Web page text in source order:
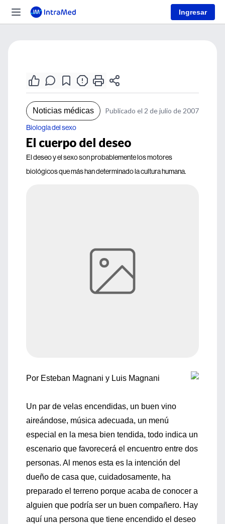
Ingresar
Noticias médicas Publicado el 2 de julio de 2007
Biología del sexo
El cuerpo del deseo
El deseo y el sexo son probablemente los motores
biológicos que más han determinado la cultura humana.
Por Esteban Magnani y Luis Magnani
Un par de velas encendidas, un buen vino
aireándose, música adecuada, un menú
especial en la mesa bien tendida, todo indica un
escenario que favorecerá el encuentro entre dos
personas. Al menos esta es la intención del
dueño de casa que, cuidadosamente, ha
preparado el terreno porque acaba de conocer a
alguien que podría ser un buen compañero. Hay
aquí una persona que tiene encendido el deseo